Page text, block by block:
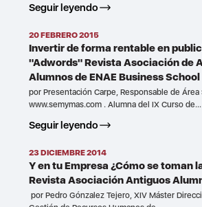
Seguir leyendo
20 FEBRERO 2015
Invertir de forma rentable en
"Adwords" Revista Asociación de
Alumnos de ENAE Business School
por Presentación Carpe, Responsable de Área
www.semymas.com . Alumna del IX Curso de...
Seguir leyendo
23 DICIEMBRE 2014
Y en tu Empresa ¿Cómo se toman
Revista Asociación Antiguos
por Pedro Gónzalez Tejero, XIV Máster